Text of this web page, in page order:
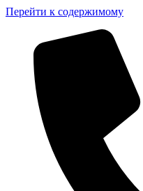
Перейти к содержимому